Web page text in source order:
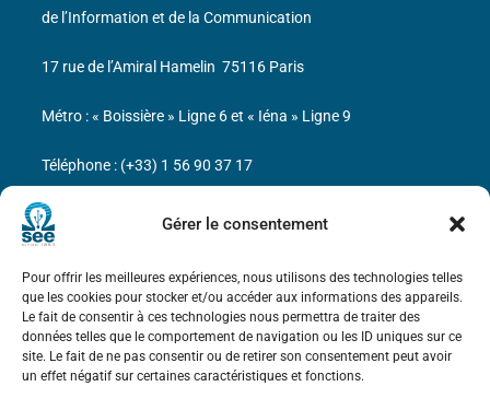
Gérer le consentement
Pour offrir les meilleures expériences, nous utilisons des technologies telles
que les cookies pour stocker et/ou accéder aux informations des appareils.
Le fait de consentir à ces technologies nous permettra de traiter des
données telles que le comportement de navigation ou les ID uniques sur ce
site. Le fait de ne pas consentir ou de retirer son consentement peut avoir
un effet négatif sur certaines caractéristiques et fonctions.
Bicentenaire des découvertes d’André-
Marie Ampère
Mentions légales
de l’Information et de la Communication
17 rue de l’Amiral Hamelin 75116 Paris
Métro : « Boissière » Ligne 6 et « Iéna » Ligne 9
Téléphone : (+33) 1 56 90 37 17
N° de SIREN : 785 393 232, Code APE : 9412Z TVA intra-
communautaire : FR44 785 393 232